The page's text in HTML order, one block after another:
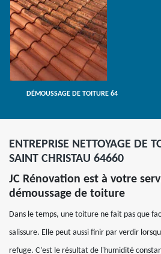
DÉMOUSSAGE DE TOITURE 64
ENTREPRISE NETTOYAGE DE
SAINT CHRISTAU 64660
JC Rénovation est à votre
démoussage de toiture
Dans le temps, une toiture ne fait pas que
salissure. Elle peut aussi finir par verdir
refuge. C’est le résultat de l'humidité